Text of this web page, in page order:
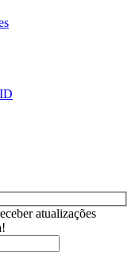
atualizações